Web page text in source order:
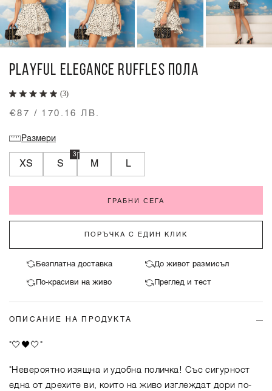
PLAYFUL ELEGANCE RUFFLES ПОЛА
(3)
€87 / 170.16 ЛВ.
Размери
XS S
3
M L
ГРАБНИ СЕГА
ПОРЪЧКА С ЕДИН КЛИК
Безплатна доставка До живот размисъл
По-красиви на живо Преглед и тест
ОПИСАНИЕ НА ПРОДУКТА
"🤍🖤🤍"
"Невероятно изящна и удобна поличка! Със сигурност
една от дрехите ви, които на живо изглеждат дори по-